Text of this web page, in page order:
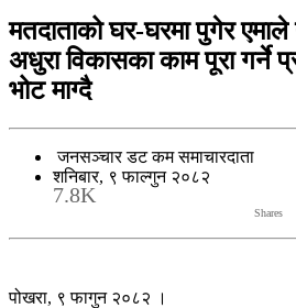
मतदाताको घर-घरमा पुगेर एमाले
अधुरा विकासका काम पूरा गर्ने
भोट माग्दै
जनसञ्चार डट कम समाचारदाता
शनिबार, ९ फाल्गुन २०८२
7.8K
Shares
पोखरा, ९ फागुन २०८२ ।